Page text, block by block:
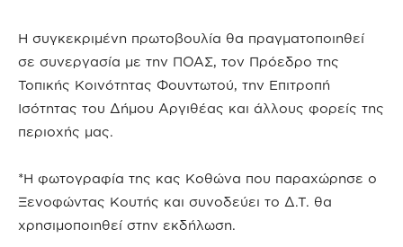
Η συγκεκριμένη πρωτοβουλία θα πραγματοποιηθεί
σε συνεργασία με την ΠΟΑΣ, τον Πρόεδρο της
Τοπικής Κοινότητας Φουντωτού, την Επιτροπή
Ισότητας του Δήμου Αργιθέας και άλλους φορείς της
περιοχής μας.
*Η φωτογραφία της κας Κοθώνα που παραχώρησε ο
Ξενοφώντας Κουτής και συνοδεύει το Δ.Τ. θα
χρησιμοποιηθεί στην εκδήλωση.